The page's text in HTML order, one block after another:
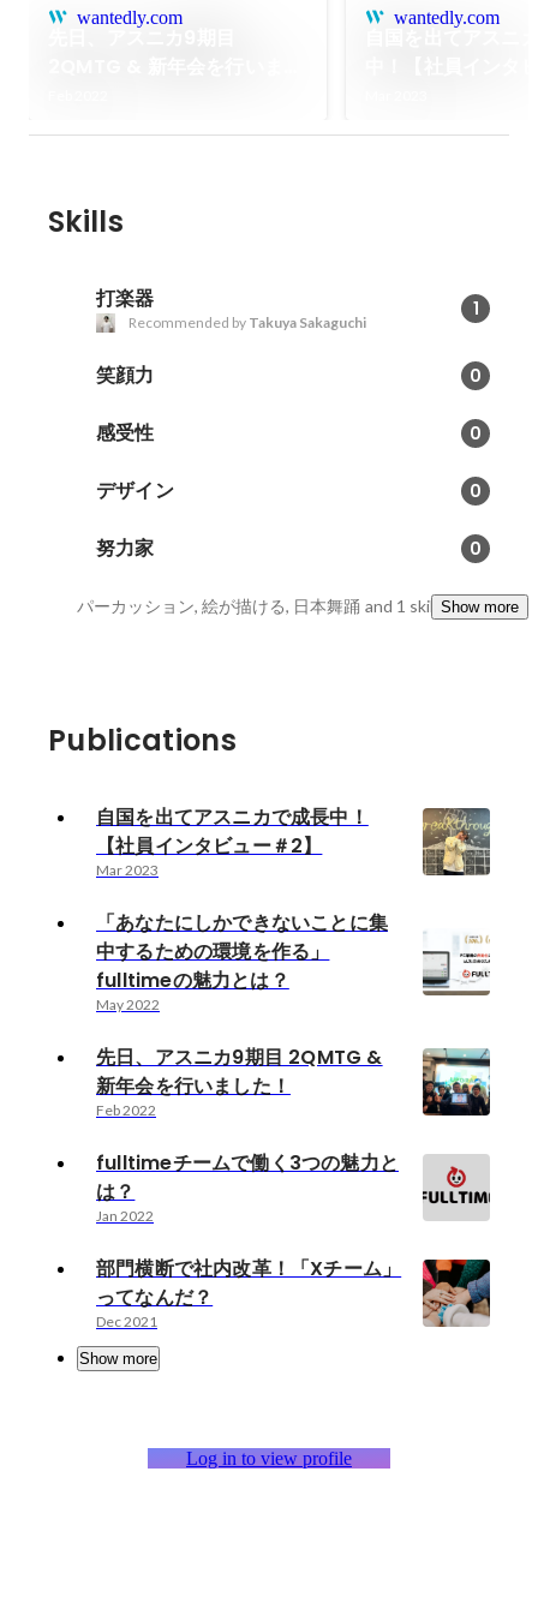
wantedly.com wantedly.com
Skills
打楽器 1
Recommended by Takuya Sakaguchi
笑顔力 0
感受性 0
デザイン 0
努力家 0
パーカッション, 絵が描ける, 日本舞踊 and 1 skillsShow more
Publications
自国を出てアスニカで成長中！
【社員インタビュー＃2】
Mar 2023
「あなたにしかできないことに集
中するための環境を作る」
fulltimeの魅力とは？
May 2022
先日、アスニカ9期目 2QMTG &
新年会を行いました！
Feb 2022
fulltimeチームで働く3つの魅力と
は？
Jan 2022
部門横断で社内改革！「Xチーム」
ってなんだ？
Dec 2021
Show more
Log in to view profile